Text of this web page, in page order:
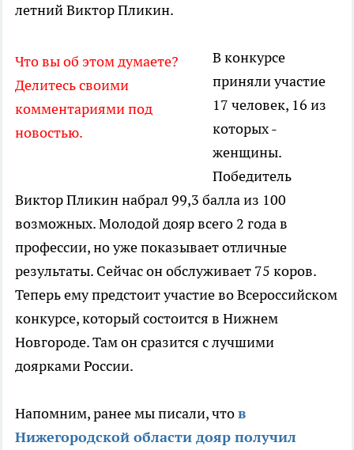
летний Виктор Пликин.
Что вы об этом думаете?
Делитесь своими
комментариями под
новостью.
В конкурсе
приняли участие
17 человек, 16 из
которых -
женщины.
Победитель
Виктор Пликин набрал 99,3 балла из 100
возможных. Молодой дояр всего 2 года в
профессии, но уже показывает отличные
результаты. Сейчас он обслуживает 75 коров.
Теперь ему предстоит участие во Всероссийском
конкурсе, который состоится в Нижнем
Новгороде. Там он сразится с лучшими
доярками России.
Напомним, ранее мы писали, чтов
Нижегородской области дояр получил